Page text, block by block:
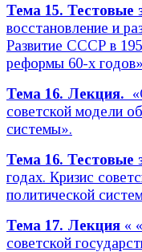
Тема 15. Тестовые
восстановление и
Развитие СССР в
реформы 60-х годов»
Тема 16. Лекция.
советской модели
системы».
Тема 16. Тестовые
годах. Кризис
политической
Тема 17. Лекция «
советской